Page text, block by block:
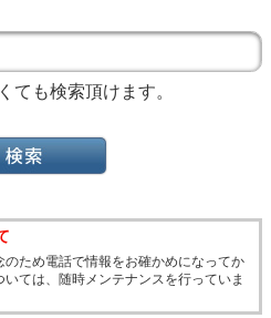
も検索頂けます。
ため電話で情報をお確かめになってか
ては、随時メンテナンスを行っていま